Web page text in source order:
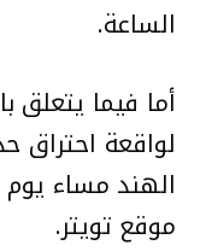
الساعة.
أما فيما يتعلق
لواقعة
الهند مساء
موقع تويتر.